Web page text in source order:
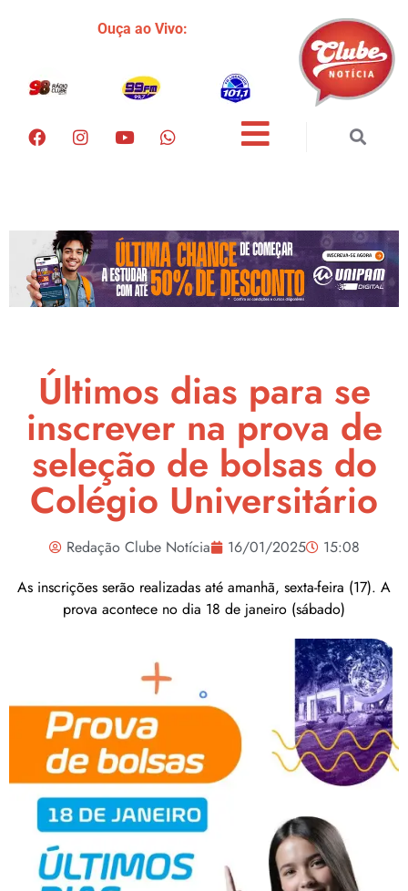
Ouça ao Vivo:
Últimos dias para se
inscrever na prova de
seleção de bolsas do
Colégio Universitário
Redação Clube Notícia 16/01/2025
15:08
As inscrições serão realizadas até amanhã, sexta-feira (17). A
prova acontece no dia 18 de janeiro (sábado)